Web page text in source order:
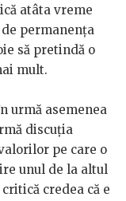
atâta vreme
permanența
să pretindă o
mult.
urmă asemenea
discuția
pe care o
unul de la altul
credea că e